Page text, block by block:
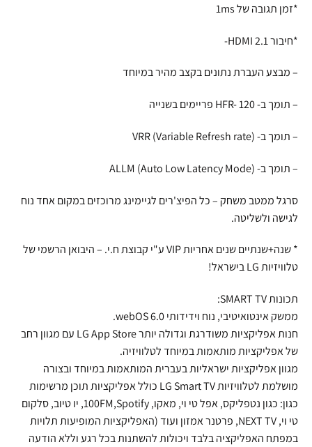
*זמן תגובה של 1ms
*חיבור HDMI 2.1-
– מבצע העברת נתונים בקצב מהיר במיוחד
– תומך ב- HFR- 120 פריימים בשנייה
– תומך ב- VRR (Variable Refresh rate)
– תומך ב- ALLM (Auto Low Latency Mode)
סרגל ממטב משחק – כל הפיצ'רים לגיימינג מרוכזים במקום אחד נוח
לגישה ולשליטה.
* שנה+שנתיים שנים אחריות VIP ע"י קבוצת ח.י. – היבואן הרשמי של
טלוויזיות LG בישראל!
תכונות SMART TV:
ממשק אינטואיטיבי, נוח וידידותי 6.0 webOS.
חנות אפליקציות משודרגת וגדולה יותר LG App Store עם מגוון רחב
של אפליקציות מותאמות במיוחד לטלוויזיה.
מגוון אפליקציות ישראליות בעברית המותאמות במיוחד ובצורה
מושלמת לטלוויזיות LG Smart TV כולל אפליקציות תוכן מרשימות
כגון: כגון נטפליקס, אפל טי וי, מאקו, 100FM,Spotify, יו טיוב, סלקום
טי וי, NEXT TV, פרטנר אמזון ועוד (האפליקציות המופיעות תלויות
במפתח האפליקציה בלבד ויכולות להשתנות בכל רגע וללא הודעה